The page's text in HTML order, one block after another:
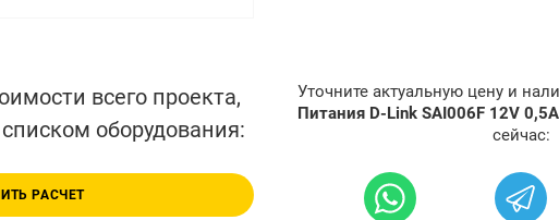
всего проекта,
оборудования:
РАСЧЕТ
Уточните актуальную цену и
Питания D-Link SAI006F 12V
сейчас: